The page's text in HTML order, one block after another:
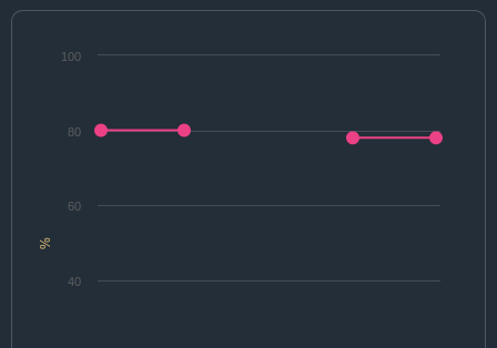
%
40
60
80
100